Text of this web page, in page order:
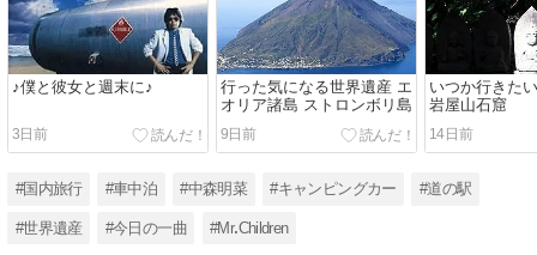
♪僕と彼女と週末に♪
3日前
行った気になる世界遺産 エ
オリア諸島 ストロンボリ島
9日前
いつか行きた
岩屋山石窟
14日前
#国内旅行 #車中泊 #中森明菜 #キャンピングカー #道の駅
#世界遺産 #今日の一曲 #MrꓸChildren